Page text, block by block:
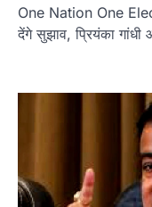
One Nation One
देंगे सुझाव, प्रियंका